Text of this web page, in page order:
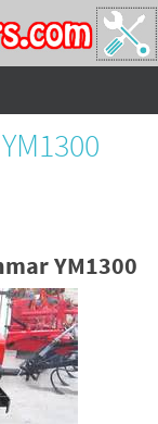
YM1300